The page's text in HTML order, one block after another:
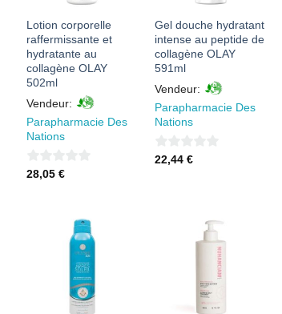
Lotion corporelle
raffermissante et
hydratante au
collagène OLAY
502ml
Vendeur:
Parapharmacie Des
Nations
0
28,05 €
Gel douche hydratant
intense au peptide de
collagène OLAY
591ml
Vendeur:
Parapharmacie Des
Nations
0
22,44 €
AJOUTER
À MES
FAVORIS
AJOUTER
À MES
FAVORIS